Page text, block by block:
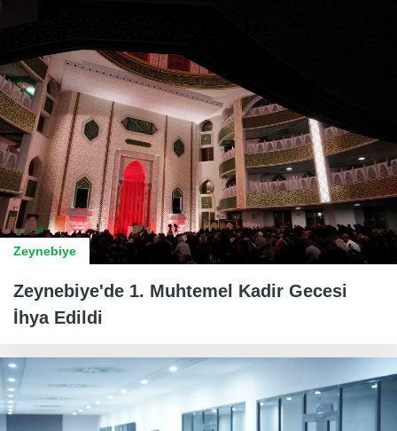
Zeynebiye
Zeynebiye'de 1. Muhtemel Kadir Gecesi
İhya Edildi